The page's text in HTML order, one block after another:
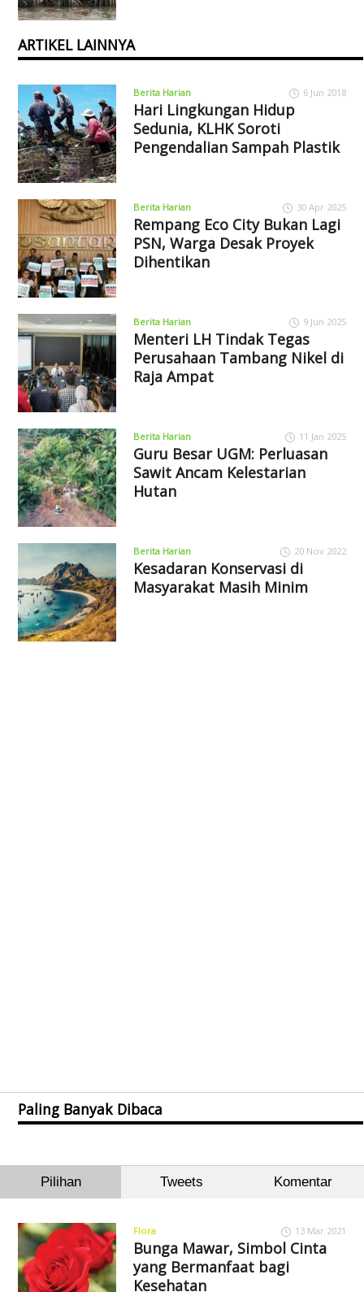
ARTIKEL LAINNYA
Berita Harian 6 Jun 2018
Hari Lingkungan Hidup
Sedunia, KLHK Soroti
Pengendalian Sampah Plastik
Berita Harian 30 Apr 2025
Rempang Eco City Bukan Lagi
PSN, Warga Desak Proyek
Dihentikan
Berita Harian 9 Jun 2025
Menteri LH Tindak Tegas
Perusahaan Tambang Nikel di
Raja Ampat
Berita Harian 11 Jan 2025
Guru Besar UGM: Perluasan
Sawit Ancam Kelestarian
Hutan
Berita Harian 20 Nov 2022
Kesadaran Konservasi di
Masyarakat Masih Minim
Paling Banyak Dibaca
Pilihan Tweets Komentar
Flora 13 Mar 2021
Bunga Mawar, Simbol Cinta
yang Bermanfaat bagi
Kesehatan